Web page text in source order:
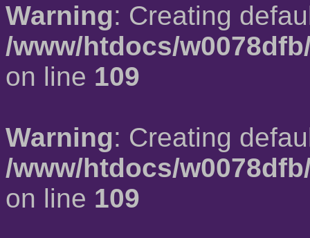
Warning: Creating
/www/htdocs/
on line 109
Warning: Creating
/www/htdocs/
on line 109